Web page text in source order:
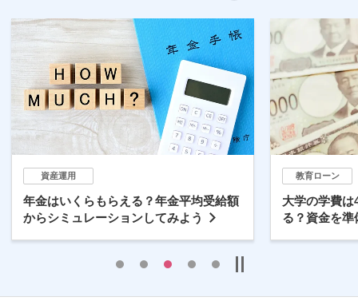
資産運用
年金はいくらもらえる？年金平均受給額
からシミュレーションしてみよう
教育ローン
大学の学費
る？資金を